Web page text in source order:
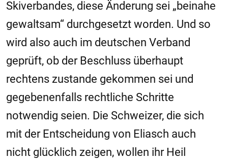
Skiverbandes, diese Änderung sei „beinahe
gewaltsam“ durchgesetzt worden. Und so
wird also auch im deutschen Verband
geprüft, ob der Beschluss überhaupt
rechtens zustande gekommen sei und
gegebenenfalls rechtliche Schritte
notwendig seien. Die Schweizer, die sich
mit der Entscheidung von Eliasch auch
nicht glücklich zeigen, wollen ihr Heil